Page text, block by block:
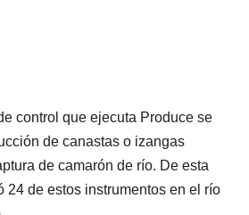
control que ejecuta Produce se
de canastas o izangas
de camarón de río. De esta
24 de estos instrumentos en el río